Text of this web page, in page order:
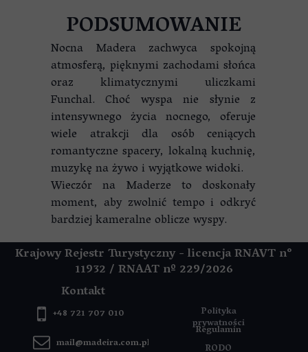
PODSUMOWANIE
Nocna Madera zachwyca spokojną
atmosferą, pięknymi zachodami słońca
oraz klimatycznymi uliczkami
Funchal. Choć wyspa nie słynie z
intensywnego życia nocnego, oferuje
wiele atrakcji dla osób ceniących
romantyczne spacery, lokalną kuchnię,
muzykę na żywo i wyjątkowe widoki.
Wieczór na Maderze to doskonały
moment, aby zwolnić tempo i odkryć
bardziej kameralne oblicze wyspy.
Krajowy Rejestr Turystyczny - licencja RNAVT n°
11932 / RNAATnº 229/2026
+48 721 707 010
Kontakt
mail@madeira.com.pl
Polityka
prywatności
Regulamin